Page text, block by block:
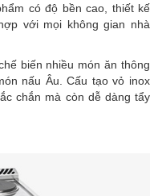
có độ bền cao, thiết kế
với mọi không gian nhà
biến nhiều món ăn thông
nấu Âu. Cấu tạo vỏ inox
chắn mà còn dễ dàng tẩy